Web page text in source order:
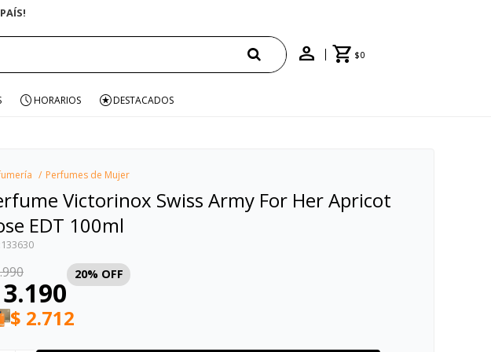
$0
HORARIOS DESTACADOS
Perfumes de Mujer
Victorinox Swiss Army For Her Apricot
EDT 100ml
133630
3.190
20
$ 2.712